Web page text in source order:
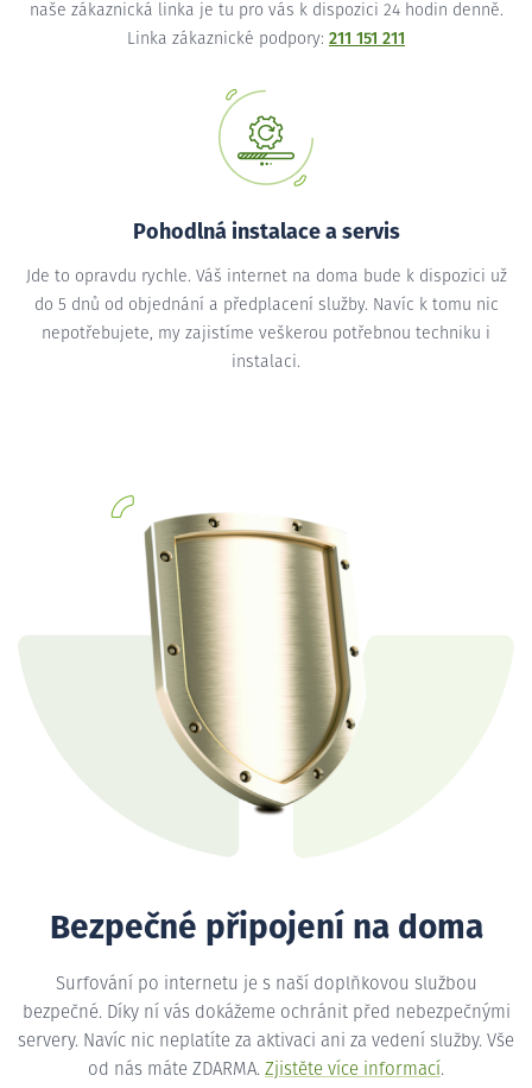
naše zákaznická linka je tu pro vás k dispozici 24 hodin denně.
Linka zákaznické podpory: 211 151 211
Pohodlná instalace a servis
Jde to opravdu rychle. Váš internet na doma bude k dispozici už
do 5 dnů od objednání a předplacení služby. Navíc k tomu nic
nepotřebujete, my zajistíme veškerou potřebnou techniku i
instalaci.
Bezpečné připojení na doma
Surfování po internetu je s naší doplňkovou službou
bezpečné. Díky ní vás dokážeme ochránit před nebezpečnými
servery. Navíc nic neplatíte za aktivaci ani za vedení služby. Vše
od nás máte ZDARMA. Zjistěte více informací.